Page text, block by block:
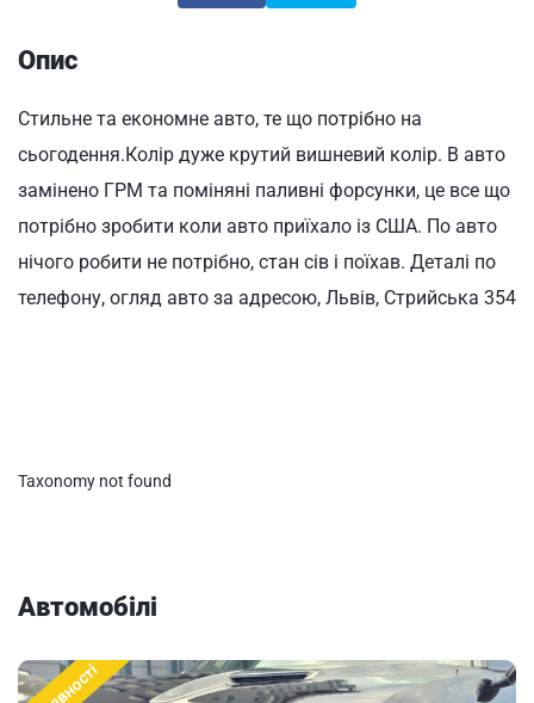
Опис
Стильне та економне авто, те що потрібно на
сьогодення.Колір дуже крутий вишневий колір. В авто
замінено ГРМ та поміняні паливні форсунки, це все що
потрібно зробити коли авто приїхало із США. По авто
нічого робити не потрібно, стан сів і поїхав. Деталі по
телефону, огляд авто за адресою, Львів, Стрийська 354
Taxonomy not found
Автомобілі